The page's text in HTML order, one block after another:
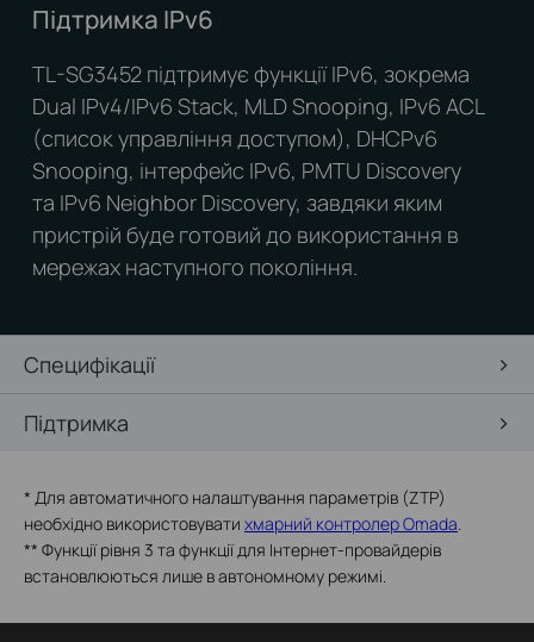
Підтримка IPv6
TL-SG3452 підтримує функції IPv6, зокрема
Dual IPv4/IPv6 Stack, MLD Snooping, IPv6 ACL
(список управління доступом), DHCPv6
Snooping, інтерфейс IPv6, PMTU Discovery
та IPv6 Neighbor Discovery, завдяки яким
пристрій буде готовий до використання в
мережах наступного покоління.
Специфікації
Підтримка
* Для автоматичного налаштування параметрів (ZTP)
необхідно використовувати хмарний контролер Omada.
** Функції рівня 3 та функції для Інтернет-провайдерів
встановлюються лише в автономному режимі.